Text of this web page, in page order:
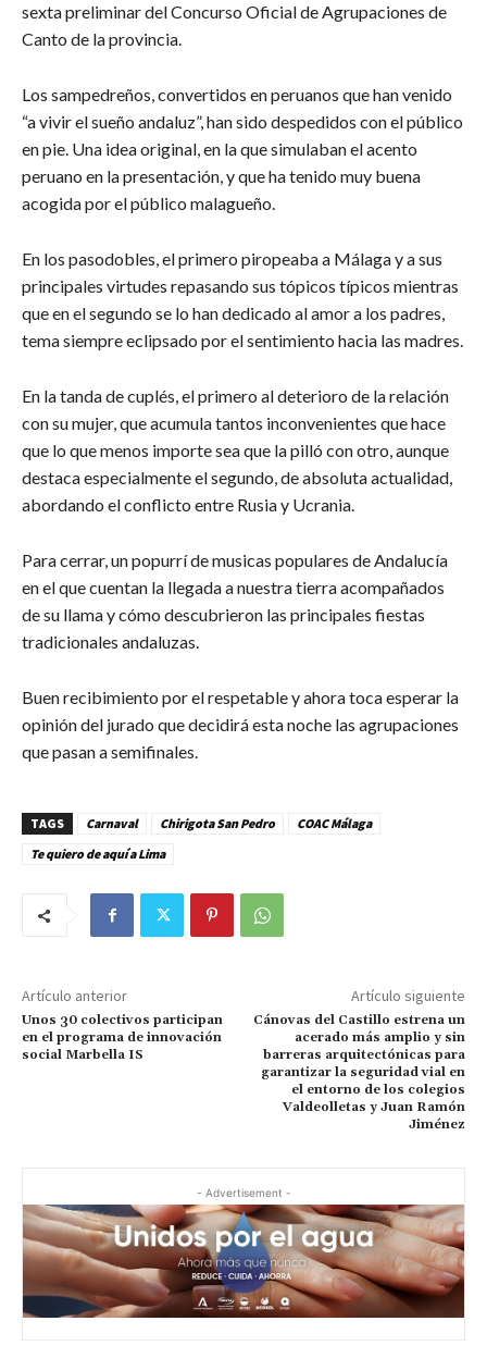
sexta preliminar del Concurso Oficial de Agrupaciones de
Canto de la provincia.
Los sampedreños, convertidos en peruanos que han venido
“a vivir el sueño andaluz”, han sido despedidos con el público
en pie. Una idea original, en la que simulaban el acento
peruano en la presentación, y que ha tenido muy buena
acogida por el público malagueño.
En los pasodobles, el primero piropeaba a Málaga y a sus
principales virtudes repasando sus tópicos típicos mientras
que en el segundo se lo han dedicado al amor a los padres,
tema siempre eclipsado por el sentimiento hacia las madres.
En la tanda de cuplés, el primero al deterioro de la relación
con su mujer, que acumula tantos inconvenientes que hace
que lo que menos importe sea que la pilló con otro, aunque
destaca especialmente el segundo, de absoluta actualidad,
abordando el conflicto entre Rusia y Ucrania.
Para cerrar, un popurrí de musicas populares de Andalucía
en el que cuentan la llegada a nuestra tierra acompañados
de su llama y cómo descubrieron las principales fiestas
tradicionales andaluzas.
Buen recibimiento por el respetable y ahora toca esperar la
opinión del jurado que decidirá esta noche las agrupaciones
que pasan a semifinales.
TAGS Carnaval Chirigota San Pedro
COAC Málaga
Te quiero de aquí a Lima
Artículo anterior
Unos 30 colectivos participan
en el programa de innovación
social Marbella IS
Artículo siguiente
Cánovas del Castillo estrena un
acerado más amplio y sin
barreras arquitectónicas para
garantizar la seguridad vial en
el entorno de los colegios
Valdeolletas y Juan Ramón
Jiménez
- Advertisement -